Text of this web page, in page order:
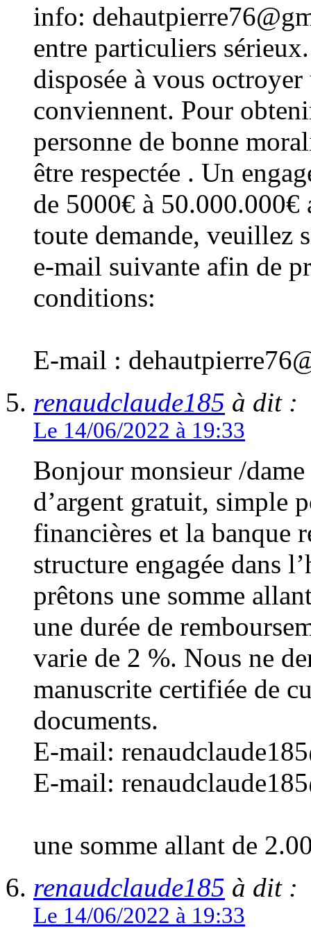
info:
entre particuliers
disposée à vous
conviennent. Pour
personne de bonne
être respectée . Un
de 5000€ à
toute demande, veuillez
e-mail suivante afin de
conditions:
E-mail :
renaudclaude185 à dit :
Le 14/06/2022 à 19:33
Bonjour monsieur /dame
d’argent gratuit, simple
financières et la banque
structure engagée dans
prêtons une somme
une durée de
varie de 2 %. Nous ne
manuscrite certifiée de
documents.
E-mail:
E-mail:
une somme allant de
renaudclaude185 à dit :
Le 14/06/2022 à 19:33